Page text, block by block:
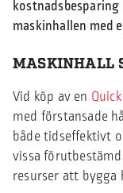
maskinhallen med
MASKINHALL
Vid köp av en
med förstansade
både tidseffektivt
vissa
resurser att bygga